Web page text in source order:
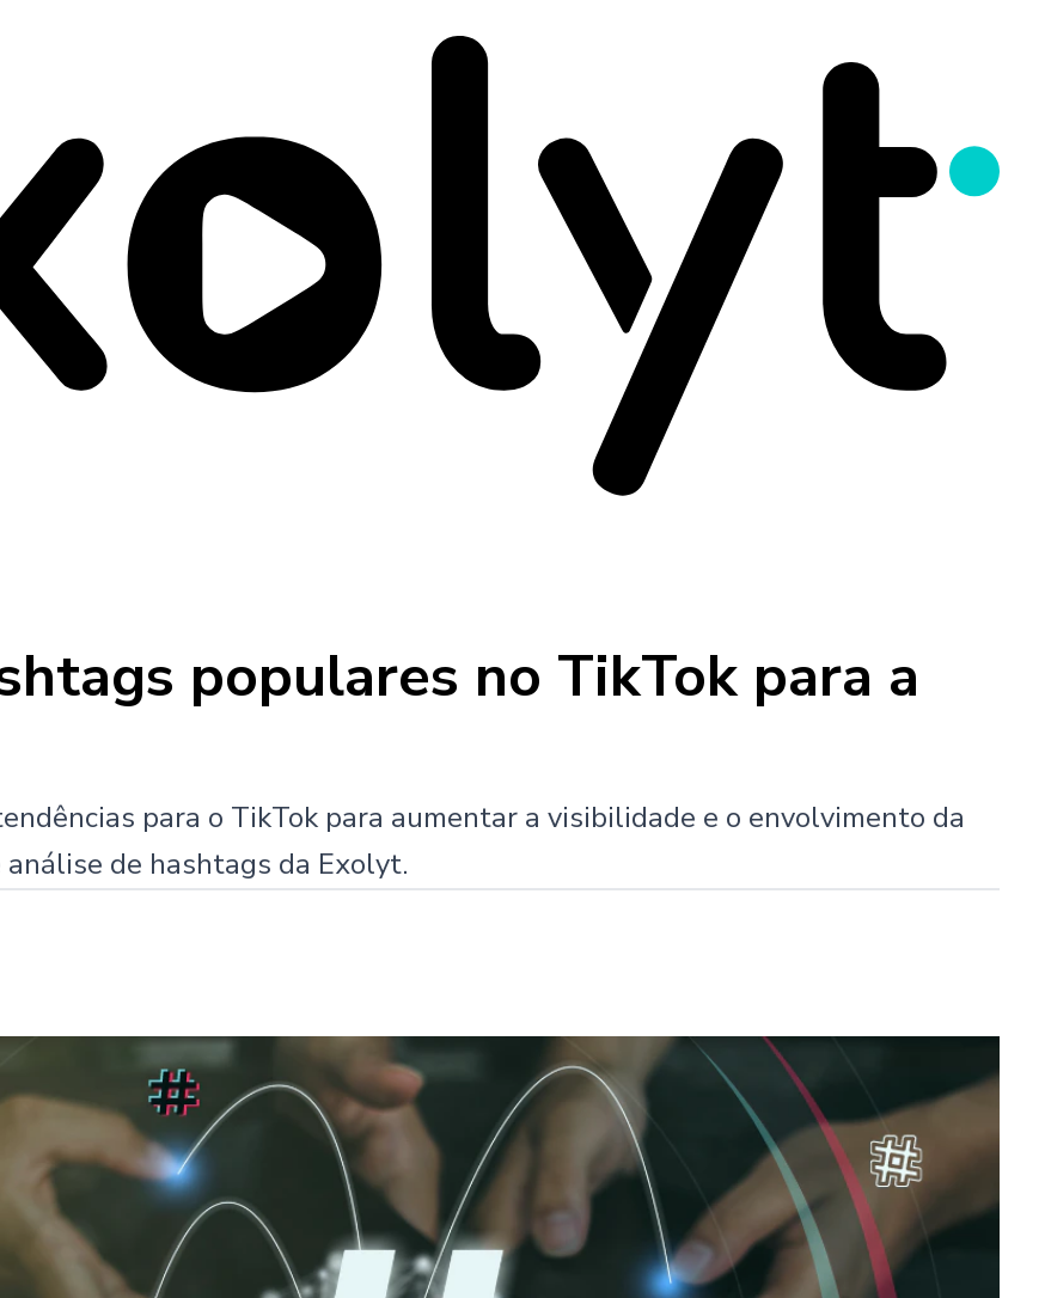
populares no TikTok para a
para o TikTok para aumentar a visibilidade e o envolvimento da
de hashtags da Exolyt.